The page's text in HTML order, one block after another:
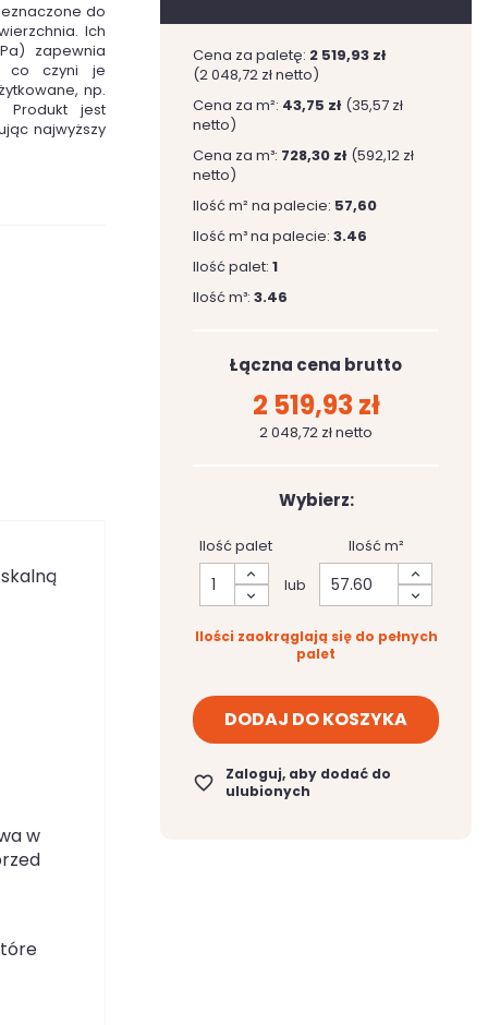
do
Ich
zapewnia
co czyni je
np.
Produkt jest
najwyższy
w
Cena za paletę: 2 519,93 zł
(2 048,72 zł netto)
Cena za m²: 43,75 zł (35,57 zł
netto)
Cena za m³: 728,30 zł (592,12 zł
netto)
Ilość m² na palecie: 57,60
Ilość m³ na palecie: 3.46
Ilość palet: 1
Ilość m³: 3.46
Łączna cena brutto
2 519,93 zł
2 048,72 zł netto
Wybierz:
Ilość palet
lub
Ilość m²
Ilości zaokrąglają się do pełnych
palet
DODAJ DO KOSZYKA
favorite_border
Zaloguj, aby dodać do
ulubionych